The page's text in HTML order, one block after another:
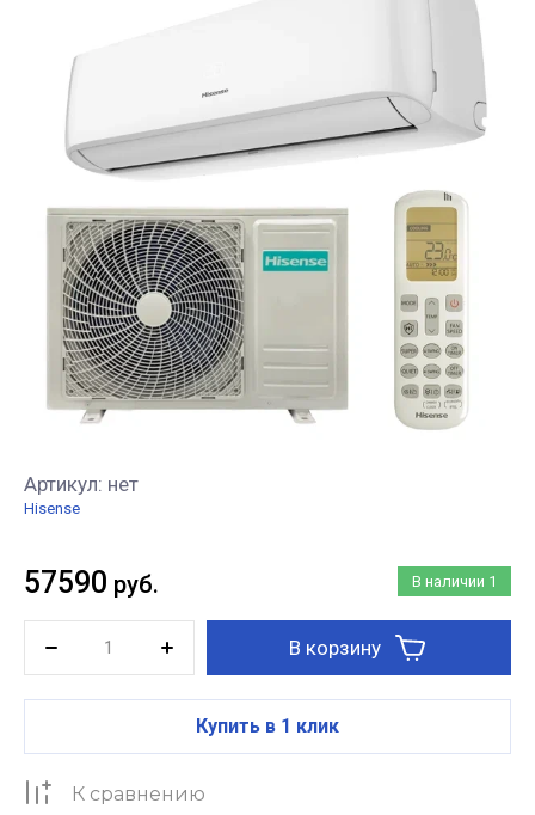
Артикул: нет
Hisense
В наличии 1
57590 руб.
В корзину
Купить в 1 клик
К сравнению